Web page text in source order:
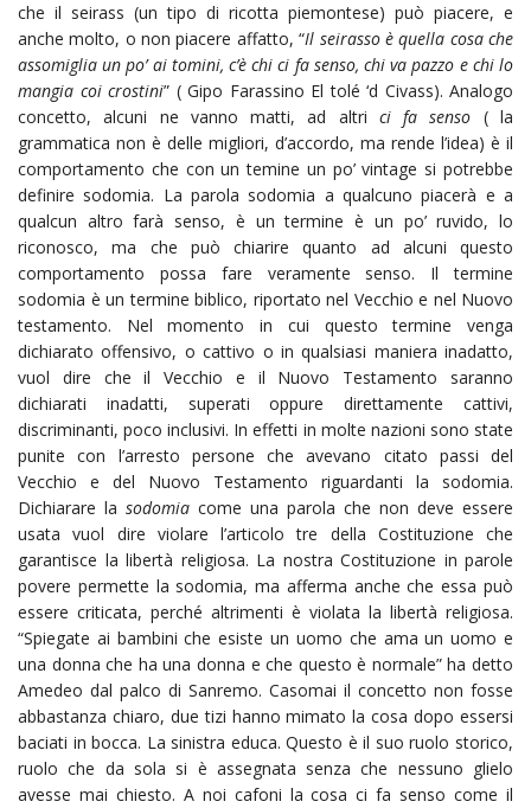
che il seirass (un tipo di ricotta piemontese) può piacere, e
anche molto, o non piacere affatto, “Il seirasso è quella cosa che
assomiglia un po’ ai tomini, c’è chi ci fa senso, chi va pazzo e chi lo
mangia coi crostini” ( Gipo Farassino El tolé ‘d Civass). Analogo
concetto, alcuni ne vanno matti, ad altri ci fa senso ( la
grammatica non è delle migliori, d’accordo, ma rende l’idea) è il
comportamento che con un temine un po’ vintage si potrebbe
definire sodomia. La parola sodomia a qualcuno piacerà e a
qualcun altro farà senso, è un termine è un po’ ruvido, lo
riconosco, ma che può chiarire quanto ad alcuni questo
comportamento possa fare veramente senso. Il termine
sodomia è un termine biblico, riportato nel Vecchio e nel Nuovo
testamento. Nel momento in cui questo termine venga
dichiarato offensivo, o cattivo o in qualsiasi maniera inadatto,
vuol dire che il Vecchio e il Nuovo Testamento saranno
dichiarati inadatti, superati oppure direttamente cattivi,
discriminanti, poco inclusivi. In effetti in molte nazioni sono state
punite con l’arresto persone che avevano citato passi del
Vecchio e del Nuovo Testamento riguardanti la sodomia.
Dichiarare la sodomia come una parola che non deve essere
usata vuol dire violare l’articolo tre della Costituzione che
garantisce la libertà religiosa. La nostra Costituzione in parole
povere permette la sodomia, ma afferma anche che essa può
essere criticata, perché altrimenti è violata la libertà religiosa.
“Spiegate ai bambini che esiste un uomo che ama un uomo e
una donna che ha una donna e che questo è normale” ha detto
Amedeo dal palco di Sanremo. Casomai il concetto non fosse
abbastanza chiaro, due tizi hanno mimato la cosa dopo essersi
baciati in bocca. La sinistra educa. Questo è il suo ruolo storico,
ruolo che da sola si è assegnata senza che nessuno glielo
avesse mai chiesto. A noi cafoni la cosa ci fa senso come il